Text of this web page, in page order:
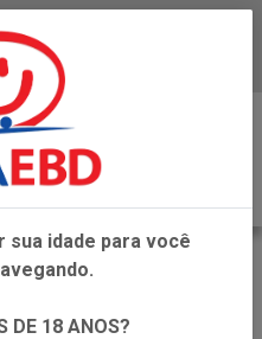
idade para você
DE 18 ANOS?